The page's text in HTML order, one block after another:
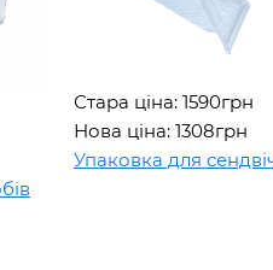
Стара ціна: 1590грн
Нова ціна: 1308грн
Упаковка для сендвіча